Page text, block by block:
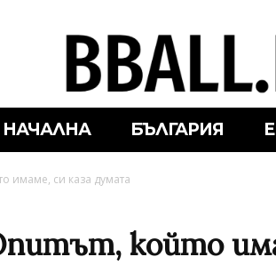
НАЧАЛНА БЪЛГАРИЯ
имаме, си каза думата
който